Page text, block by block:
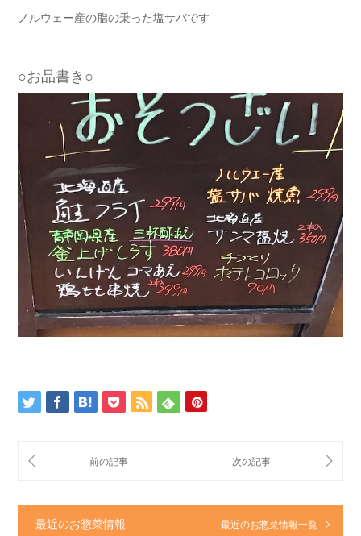
ノルウェー産の脂の乗った塩サバです
○お品書き○
最近のお惣菜情報 最近のお惣菜情報一覧